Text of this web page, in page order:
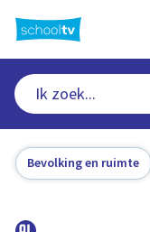
naar
hoofdinhoud
Bevolking en ruimte